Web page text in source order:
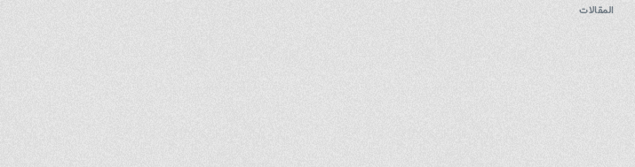
المقالات